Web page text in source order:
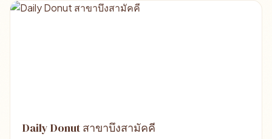
Daily Donut สาขาบึงสามัคคี